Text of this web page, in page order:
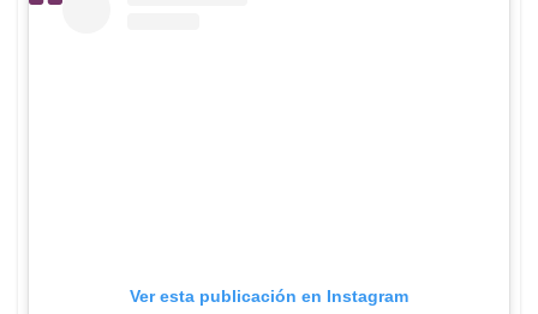
Ver esta publicación en Instagram